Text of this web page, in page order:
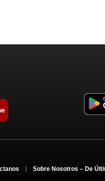
Sobre Nosotros – De